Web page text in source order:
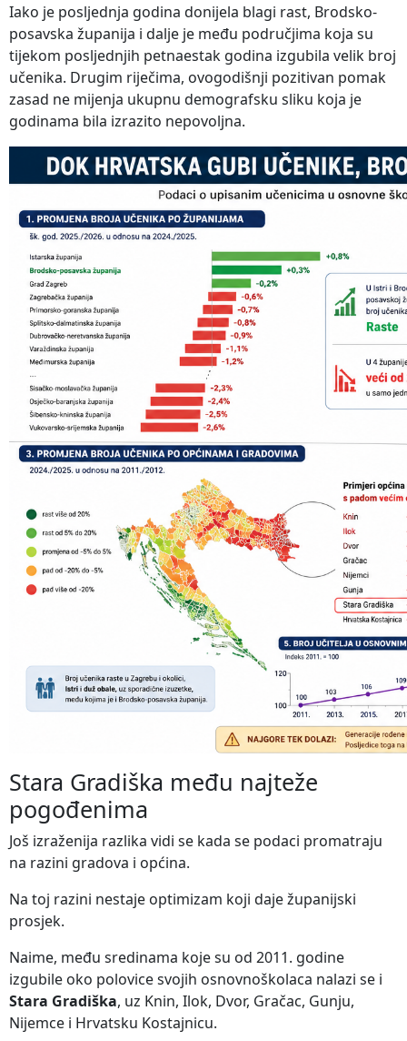
Iako je posljednja godina donijela blagi rast, Brodsko-
posavska županija i dalje je među područjima koja su
tijekom posljednjih petnaestak godina izgubila velik broj
učenika. Drugim riječima, ovogodišnji pozitivan pomak
zasad ne mijenja ukupnu demografsku sliku koja je
godinama bila izrazito nepovoljna.
Stara Gradiška među najteže
pogođenima
Još izraženija razlika vidi se kada se podaci promatraju
na razini gradova i općina.
Na toj razini nestaje optimizam koji daje županijski
prosjek.
Naime, među sredinama koje su od 2011. godine
izgubile oko polovice svojih osnovnoškolaca nalazi se i
Stara Gradiška, uz Knin, Ilok, Dvor, Gračac, Gunju,
Nijemce i Hrvatsku Kostajnicu.